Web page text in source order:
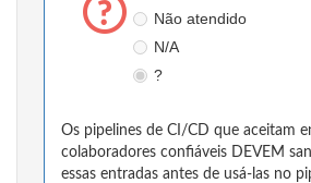
Não atendido
N/A
?
Os pipelines de CI/CD que aceitam
colaboradores confiáveis DEVEM
essas entradas antes de usá-las no